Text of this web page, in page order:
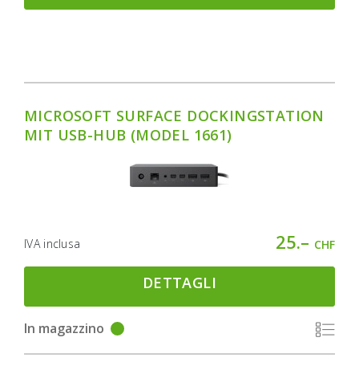
MICROSOFT SURFACE DOCKINGSTATION
MIT USB-HUB (MODEL 1661)
IVA inclusa 25.– CHF
DETTAGLI
In magazzino